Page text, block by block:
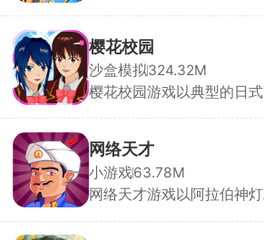
世界中的人物都可以，然后
始对玩家提问，玩家只需要
是，几轮下来神灯就会猜到
了最基础的问答，游戏还
樱花校园
沙盒模拟324.32M
樱花校园游戏以典型的日
氛围。自由探索庞大的校园
丰富而真实的日式校园生活
比赛获得，与同学互动聊天
动，体验从早到晚的完整
网络天才
小游戏63.78M
网络天才游戏以阿拉伯神